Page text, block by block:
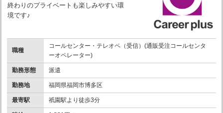
終わりのプライベートも楽しみやすい環
境です♪
職種
コールセンター・テレオペ（受信）(通販受注コールセンタ
ーオペレーター)
勤務形態 派遣
勤務地 福岡県福岡市博多区
最寄駅 祇園駅より徒歩3分